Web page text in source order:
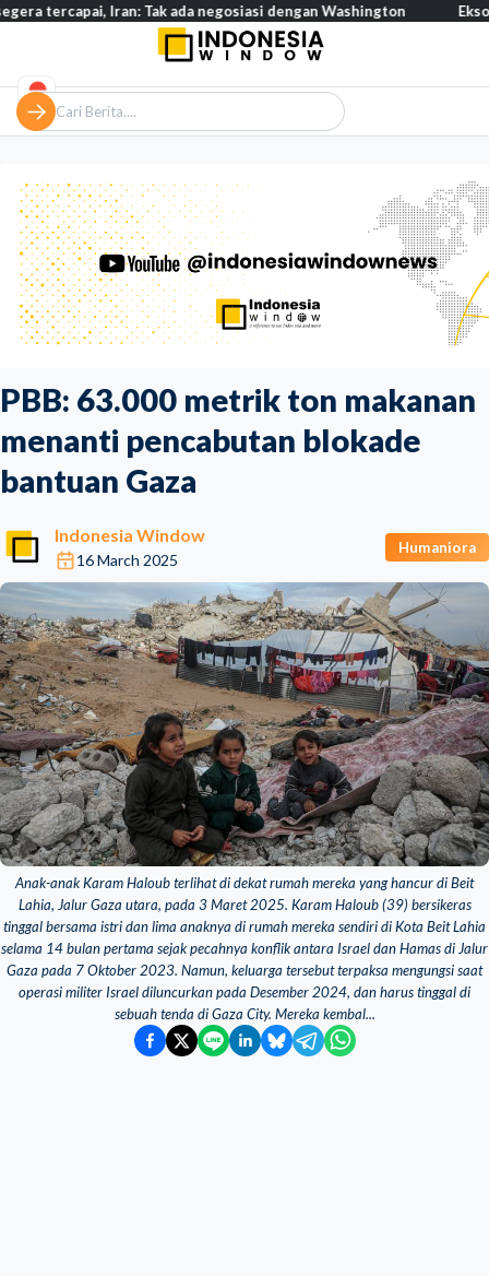
PBB: 63.000 metrik ton makanan
menanti pencabutan blokade
bantuan Gaza
Indonesia Window
16 March 2025
Humaniora
Anak-anak Karam Haloub terlihat di dekat rumah mereka yang hancur di Beit
Lahia, Jalur Gaza utara, pada 3 Maret 2025. Karam Haloub (39) bersikeras
tinggal bersama istri dan lima anaknya di rumah mereka sendiri di Kota Beit Lahia
selama 14 bulan pertama sejak pecahnya konflik antara Israel dan Hamas di Jalur
Gaza pada 7 Oktober 2023. Namun, keluarga tersebut terpaksa mengungsi saat
operasi militer Israel diluncurkan pada Desember 2024, dan harus tinggal di
sebuah tenda di Gaza City. Mereka kembal...
Iran: Tak ada negosiasi dengan Washington Eksodus warga